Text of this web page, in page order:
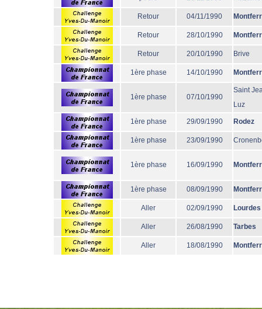
Retour 04/11/1990
Retour 28/10/1990
Retour 20/10/1990 Brive
1ère phase 14/10/1990
1ère phase 07/10/1990
Saint
Luz
1ère phase 29/09/1990 Rodez
1ère phase 23/09/1990
1ère phase 16/09/1990
1ère phase 08/09/1990
Aller 02/09/1990 Lourdes
Aller 26/08/1990 Tarbes
Aller 18/08/1990